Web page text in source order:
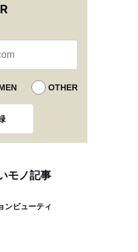
OTHER
モノ記事
ンビューティ